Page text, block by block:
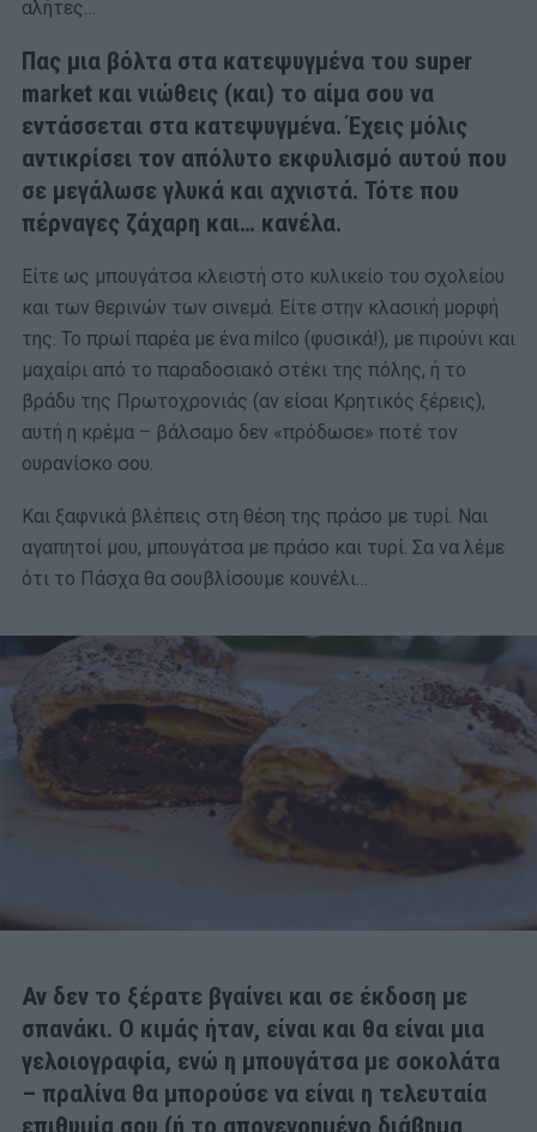
αλήτες…
Πας μια βόλτα στα κατεψυγμένα του super
market και νιώθεις (και) το αίμα σου να
εντάσσεται στα κατεψυγμένα. Έχεις μόλις
αντικρίσει τον απόλυτο εκφυλισμό αυτού που
σε μεγάλωσε γλυκά και αχνιστά. Τότε που
πέρναγες ζάχαρη και… κανέλα.
Είτε ως μπουγάτσα κλειστή στο κυλικείο του σχολείου
και των θερινών των σινεμά. Είτε στην κλασική μορφή
της. Το πρωί παρέα με ένα milco (φυσικά!), με πιρούνι και
μαχαίρι από το παραδοσιακό στέκι της πόλης, ή το
βράδυ της Πρωτοχρονιάς (αν είσαι Κρητικός ξέρεις),
αυτή η κρέμα – βάλσαμο δεν «πρόδωσε» ποτέ τον
ουρανίσκο σου.
Και ξαφνικά βλέπεις στη θέση της πράσο με τυρί. Ναι
αγαπητοί μου, μπουγάτσα με πράσο και τυρί. Σα να λέμε
ότι το Πάσχα θα σουβλίσουμε κουνέλι…
Αν δεν το ξέρατε βγαίνει και σε έκδοση με
σπανάκι. Ο κιμάς ήταν, είναι και θα είναι μια
γελοιογραφία, ενώ η μπουγάτσα με σοκολάτα
– πραλίνα θα μπορούσε να είναι η τελευταία
επιθυμία σου (ή το απονενοημένο διάβημα